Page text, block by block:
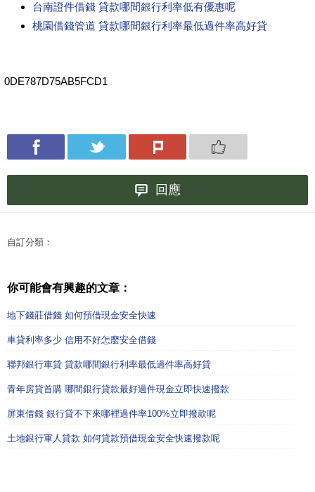
台南證件借錢 貸款哪間銀行利率低有優惠呢
桃園借錢管道 貸款哪間銀行利率最低過件率高好貸
0DE787D75AB5FCD1
回應
自訂分類：
你可能會有興趣的文章：
地下錢莊借錢 如何預借現金安全快速
車貸利率多少 信用不好怎麼安全借錢
聯邦銀行車貸 貸款哪間銀行利率最低過件率高好貸
青年房貸首購 哪間銀行貸款最好過件現金立即快速撥款
屏東借錢 銀行貸不下來哪裡過件率100%立即撥款呢
土地銀行軍人貸款 如何貸款預借現金安全快速撥款呢